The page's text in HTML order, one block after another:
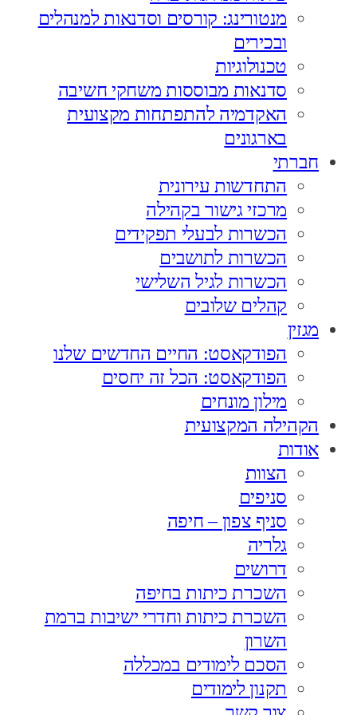
מנטורינג: קורסים וסדנאות למנהלים
ובכירים
טכנולוגיות
סדנאות מבוססות משחקי חשיבה
האקדמיה להתפתחות מקצועית
בארגונים
חברתי
התחדשות עירונית
מרכזי גישור בקהילה
הכשרות לבעלי תפקידים
הכשרות לתושבים
הכשרות לגיל השלישי
קהלים שלובים
מגזין
הפודקאסט: החיים החדשים שלנו
הפודקאסט: הכל זה יחסים
מילון מונחים
הקהילה המקצועית
אודות
הצוות
סניפים
סניף צפון – חיפה
גלריה
דרושים
השכרת כיתות בחיפה
השכרת כיתות וחדרי ישיבות ברמת
השרון
הסכם לימודים במכללה
תקנון לימודים